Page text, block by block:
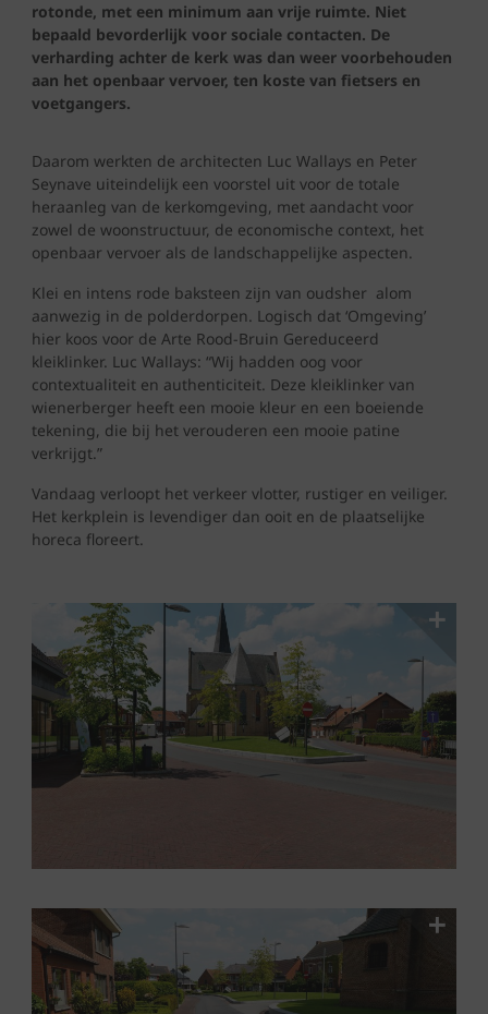
rotonde, met een minimum aan vrije ruimte. Niet
bepaald bevorderlijk voor sociale contacten. De
verharding achter de kerk was dan weer voorbehouden
aan het openbaar vervoer, ten koste van fietsers en
voetgangers.
Daarom werkten de architecten Luc Wallays en Peter
Seynave uiteindelijk een voorstel uit voor de totale
heraanleg van de kerkomgeving, met aandacht voor
zowel de woonstructuur, de economische context, het
openbaar vervoer als de landschappelijke aspecten.
Klei en intens rode baksteen zijn van oudsher alom
aanwezig in de polderdorpen. Logisch dat ‘Omgeving’
hier koos voor de Arte Rood-Bruin Gereduceerd
kleiklinker. Luc Wallays: “Wij hadden oog voor
contextualiteit en authenticiteit. Deze kleiklinker van
wienerberger heeft een mooie kleur en een boeiende
tekening, die bij het verouderen een mooie patine
verkrijgt.”
Vandaag verloopt het verkeer vlotter, rustiger en veiliger.
Het kerkplein is levendiger dan ooit en de plaatselijke
horeca floreert.